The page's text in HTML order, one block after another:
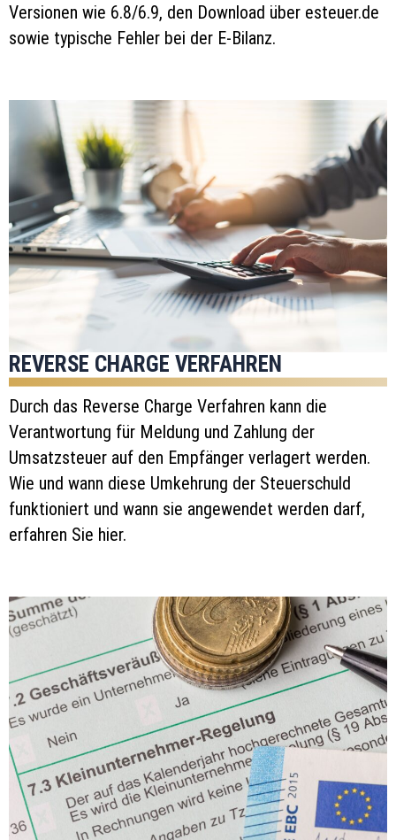
Versionen wie 6.8/6.9, den Download über esteuer.de
sowie typische Fehler bei der E-Bilanz.
REVERSE CHARGE VERFAHREN
Durch das Reverse Charge Verfahren kann die
Verantwortung für Meldung und Zahlung der
Umsatzsteuer auf den Empfänger verlagert werden.
Wie und wann diese Umkehrung der Steuerschuld
funktioniert und wann sie angewendet werden darf,
erfahren Sie hier.